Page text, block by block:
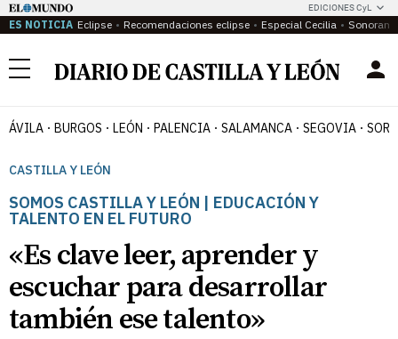
EDICIONES CyL
ES NOTICIA Eclipse Recomendaciones eclipse Especial Cecilia
Menú
ÁVILA BURGOS LEÓN PALENCIA SALAMANCA SEGOVIA
CASTILLA Y LEÓN
SOMOS CASTILLA Y LEÓN | EDUCACIÓN Y
TALENTO EN EL FUTURO
«Es clave leer, aprender y
escuchar para desarrollar
también ese talento»